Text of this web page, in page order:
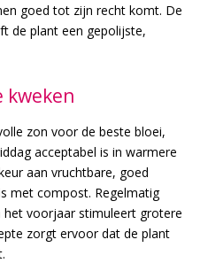
goed tot zijn recht komt. De
de plant een gepolijste,
kweken
zon voor de beste bloei,
acceptabel is in warmere
aan vruchtbare, goed
met compost. Regelmatig
voorjaar stimuleert grotere
zorgt ervoor dat de plant